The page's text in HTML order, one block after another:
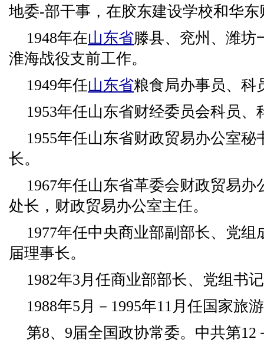
地委-部干事，在胶东建设学校和华
1948年在山东省滕县、兖州、潍坊
淮海战役支前工作。
1949年任山东省粮食局办事员、科
1953年任山东省财经委员会科员、
1955年任山东省财政贸易办公室
长。
1967年任山东省革委会财政贸易
处长，财政贸易办公室主任。
1977年任中央商业部副部长、党
届理事长。
1982年3月任商业部部长、党组书
1988年5月－1995年11月任国家旅
第8、9届全国政协常委。中共第12